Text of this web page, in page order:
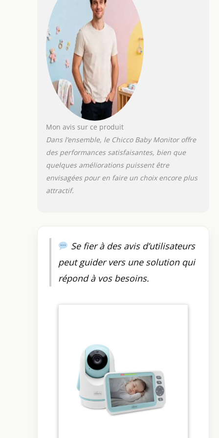
optimales et sans obstacles)
ÉCRAN LCD COULEUR : Le grand
écran LCD couleur haute
résolution de 5 pouces offre une
excellente visibilité de jour
comme de nuit, y compris une
vision nocturne infrarouge qui
s'active automatiquement
THERMOMÈTRE : Le babyphone
est équipé d'un thermomètre
d'ambiance pour surveiller la
température de la pièce où se
trouve le bébé
Mon avis sur ce produit
Dans l’ensemble, le Chicco Baby Monitor offre
des performances satisfaisantes, bien que
quelques améliorations puissent être
envisagées pour en faire un choix encore plus
attractif.
Se fier à des avis d’utilisateurs
peut guider vers une solution qui
répond à vos besoins.